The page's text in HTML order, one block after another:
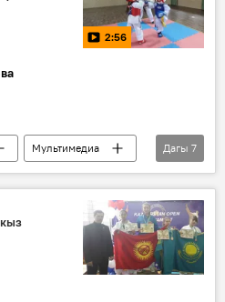
2:56
Мультимедиа
Видео
Дагы 7